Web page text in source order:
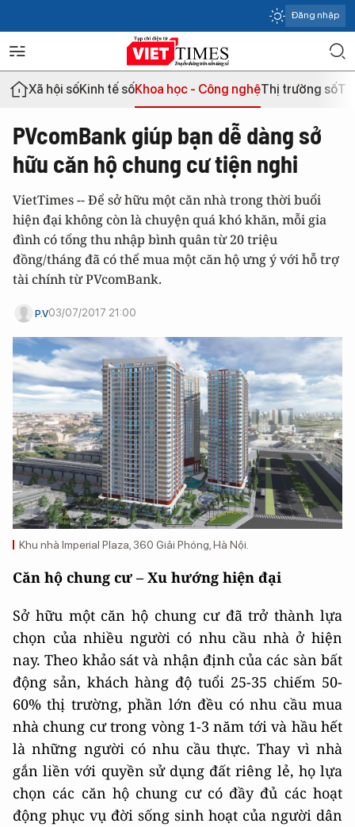
Đăng nhập
Xã hội sốKinh tế sốKhoa học - Công nghệThị trường số
PVcomBank giúp bạn dễ dàng sở
hữu căn hộ chung cư tiện nghi
VietTimes -- Để sở hữu một căn nhà trong thời buổi
hiện đại không còn là chuyện quá khó khăn, mỗi gia
đình có tổng thu nhập bình quân từ 20 triệu
đồng/tháng đã có thể mua một căn hộ ưng ý với hỗ trợ
tài chính từ PVcomBank.
P.V03/07/2017 21:00
Khu nhà Imperial Plaza, 360 Giải Phóng, Hà Nội.
Căn hộ chung cư – Xu hướng hiện đại
Sở hữu một căn hộ chung cư đã trở thành lựa
chọn của nhiều người có nhu cầu nhà ở hiện
nay. Theo khảo sát và nhận định của các sàn bất
động sản, khách hàng độ tuổi 25-35 chiếm 50-
60% thị trường, phần lớn đều có nhu cầu mua
nhà chung cư trong vòng 1-3 năm tới và hầu hết
là những người có nhu cầu thực. Thay vì nhà
gắn liền với quyền sử dụng đất riêng lẻ, họ lựa
chọn các căn hộ chung cư có đầy đủ các hoạt
động phục vụ đời sống sinh hoạt của người dân